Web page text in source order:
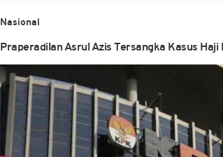
Nasional
Praperadilan Asrul Azis Tersangka Kasus